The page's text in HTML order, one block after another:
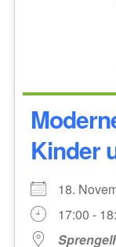
Kinder
18.
17:00 -